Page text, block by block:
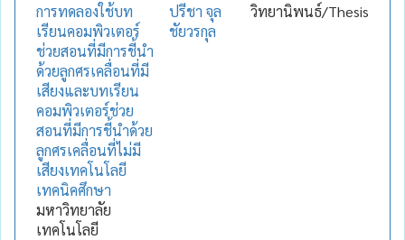
การทดลองใช้บท
เรียนคอมพิวเตอร์
ช่วยสอนที่มีการชี้นำ
ด้วยลูกศรเคลื่อนที่มี
เสียงและบทเรียน
คอมพิวเตอร์ช่วย
สอนที่มีการชี้นำด้วย
ลูกศรเคลื่อนที่ไม่มี
เสียงเทคโนโลยี
เทคนิคศึกษา
มหาวิทยาลัย
เทคโนโลยี
ปรีชา จุล
ชัยวรกุล
วิทยานิพนธ์/Thesis